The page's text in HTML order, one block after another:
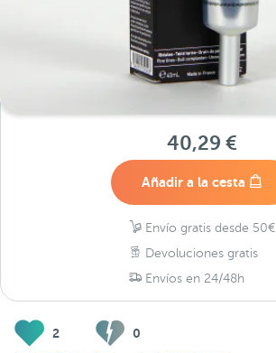
40,29 €
Añadir a la cesta
Envío gratis desde 50€
Devoluciones gratis
Envíos en 24/48h
2 0